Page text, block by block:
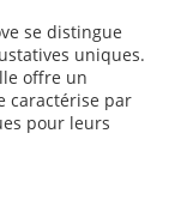
se distingue
uniques.
offre un
caractérise par
pour leurs